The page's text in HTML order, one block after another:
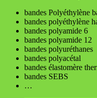
bandes Polyéthylène
bandes polyéthylène
bandes polyamide 6
bandes polyamide 12
bandes polyuréthanes
bandes polyacétal
bandes élastomère
bandes SEBS
…